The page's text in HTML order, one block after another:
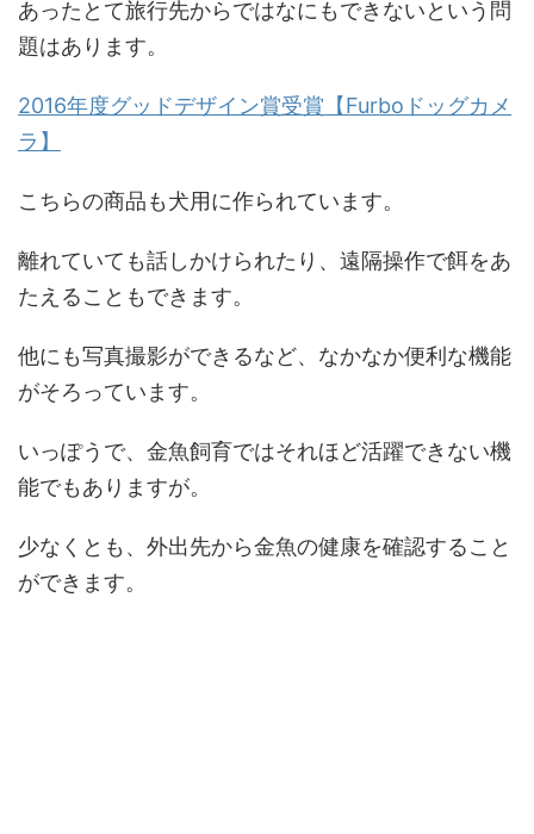
あったとて旅行先からではなにもできないという問
題はあります。
2016年度グッドデザイン賞受賞【Furboドッグカメ
ラ】
こちらの商品も犬用に作られています。
離れていても話しかけられたり、遠隔操作で餌をあ
たえることもできます。
他にも写真撮影ができるなど、なかなか便利な機能
がそろっています。
いっぽうで、金魚飼育ではそれほど活躍できない機
能でもありますが。
少なくとも、外出先から金魚の健康を確認すること
ができます。